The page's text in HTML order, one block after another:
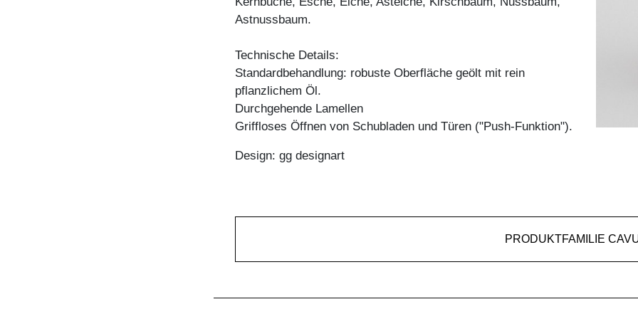
Astnussbaum.
Technische Details:
Standardbehandlung: robuste Oberfläche geölt mit rein
pflanzlichem Öl.
Durchgehende Lamellen
Griffloses Öffnen von Schubladen und Türen ("Push-Funktion").
Design: gg designart
PRODUKTFAMILIE